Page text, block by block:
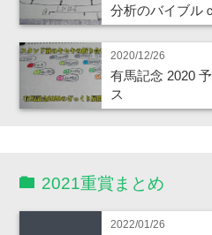
分析のバイブル
2020/12/26
有馬記念 2020
ス
2021重賞まとめ
2022/01/26